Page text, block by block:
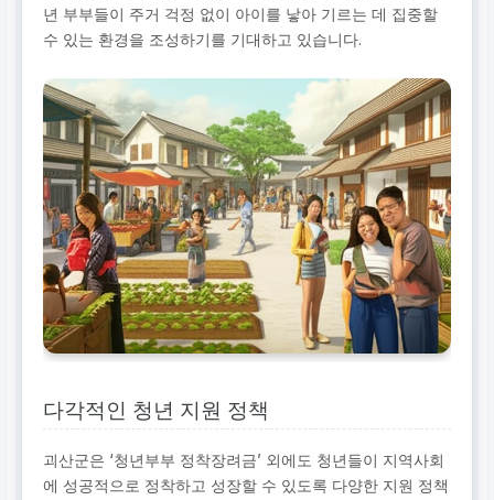
년 부부들이 주거 걱정 없이 아이를 낳아 기르는 데 집중할
수 있는 환경을 조성하기를 기대하고 있습니다.
다각적인 청년 지원 정책
괴산군은 ‘청년부부 정착장려금’ 외에도 청년들이 지역사회
에 성공적으로 정착하고 성장할 수 있도록 다양한 지원 정책